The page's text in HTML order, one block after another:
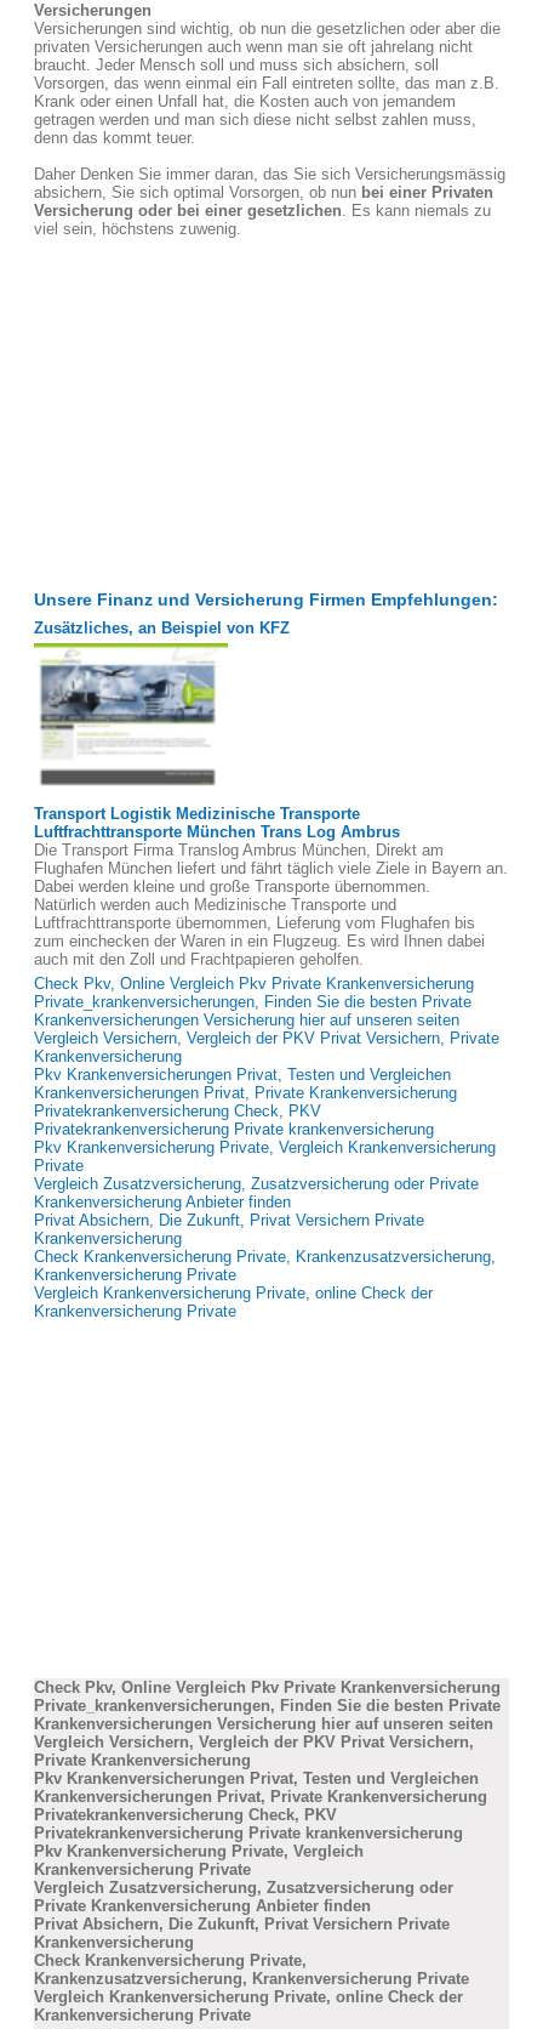
Versicherungen
Versicherungen sind wichtig, ob nun die gesetzlichen oder aber die
privaten Versicherungen auch wenn man sie oft jahrelang nicht
braucht. Jeder Mensch soll und muss sich absichern, soll
Vorsorgen, das wenn einmal ein Fall eintreten sollte, das man z.B.
Krank oder einen Unfall hat, die Kosten auch von jemandem
getragen werden und man sich diese nicht selbst zahlen muss,
denn das kommt teuer.
Daher Denken Sie immer daran, das Sie sich Versicherungsmässig
absichern, Sie sich optimal Vorsorgen, ob nun bei einer Privaten
Versicherung oder bei einer gesetzlichen. Es kann niemals zu
viel sein, höchstens zuwenig.
Unsere Finanz und Versicherung Firmen Empfehlungen:
Zusätzliches, an Beispiel von KFZ
Transport Logistik Medizinische Transporte
Luftfrachttransporte München Trans Log Ambrus
Die Transport Firma Translog Ambrus München, Direkt am
Flughafen München liefert und fährt täglich viele Ziele in Bayern an.
Dabei werden kleine und große Transporte übernommen.
Natürlich werden auch Medizinische Transporte und
Luftfrachttransporte übernommen, Lieferung vom Flughafen bis
zum einchecken der Waren in ein Flugzeug. Es wird Ihnen dabei
auch mit den Zoll und Frachtpapieren geholfen.
Check Pkv, Online Vergleich Pkv Private Krankenversicherung
Private_krankenversicherungen, Finden Sie die besten Private
Krankenversicherungen Versicherung hier auf unseren seiten
Vergleich Versichern, Vergleich der PKV Privat Versichern, Private
Krankenversicherung
Pkv Krankenversicherungen Privat, Testen und Vergleichen
Krankenversicherungen Privat, Private Krankenversicherung
Privatekrankenversicherung Check, PKV
Privatekrankenversicherung Private krankenversicherung
Pkv Krankenversicherung Private, Vergleich Krankenversicherung
Private
Vergleich Zusatzversicherung, Zusatzversicherung oder Private
Krankenversicherung Anbieter finden
Privat Absichern, Die Zukunft, Privat Versichern Private
Krankenversicherung
Check Krankenversicherung Private, Krankenzusatzversicherung,
Krankenversicherung Private
Vergleich Krankenversicherung Private, online Check der
Krankenversicherung Private
Check Pkv, Online Vergleich Pkv Private Krankenversicherung
Private_krankenversicherungen, Finden Sie die besten Private
Krankenversicherungen Versicherung hier auf unseren seiten
Vergleich Versichern, Vergleich der PKV Privat Versichern,
Private Krankenversicherung
Pkv Krankenversicherungen Privat, Testen und Vergleichen
Krankenversicherungen Privat, Private Krankenversicherung
Privatekrankenversicherung Check, PKV
Privatekrankenversicherung Private krankenversicherung
Pkv Krankenversicherung Private, Vergleich
Krankenversicherung Private
Vergleich Zusatzversicherung, Zusatzversicherung oder
Private Krankenversicherung Anbieter finden
Privat Absichern, Die Zukunft, Privat Versichern Private
Krankenversicherung
Check Krankenversicherung Private,
Krankenzusatzversicherung, Krankenversicherung Private
Vergleich Krankenversicherung Private, online Check der
Krankenversicherung Private